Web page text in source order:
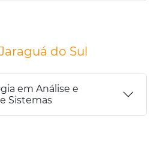
do Sul
em Análise e
Sistemas